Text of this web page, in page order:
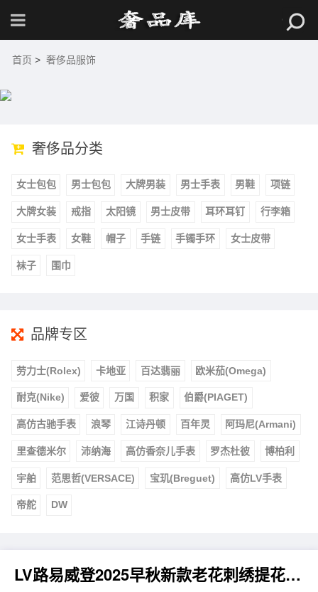
首页 > 奢侈品服饰
奢侈品分类
女士包包 男士包包 大牌男装 男士手表 男鞋 项链
大牌女装 戒指 太阳镜 男士皮带 耳环耳钉 行李箱
女士手表 女鞋 帽子 手链 手镯手环 女士皮带
袜子 围巾
品牌专区
劳力士(Rolex) 卡地亚 百达翡丽 欧米茄(Omega)
耐克(Nike) 爱彼 万国 积家 伯爵(PIAGET)
高仿古驰手表 浪琴 江诗丹顿 百年灵 阿玛尼(Armani)
里查德米尔 沛纳海 高仿香奈儿手表 罗杰杜彼 博柏利
宇舶 范思哲(VERSACE) 宝玑(Breguet) 高仿LV手表
帝舵 DW
LV路易威登2025早秋新款老花刺绣提花圆领毛衣